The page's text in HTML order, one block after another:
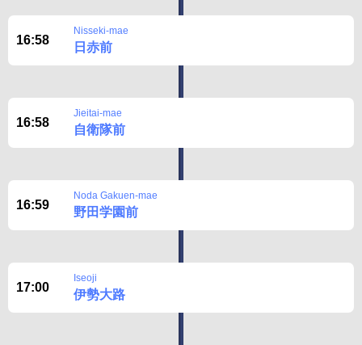
16:58
Nisseki-mae
日赤前
16:58
Jieitai-mae
自衛隊前
16:59
Noda Gakuen-mae
野田学園前
17:00
Iseoji
伊勢大路